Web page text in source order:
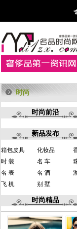
时尚
时尚前沿
新品发布
箱包皮具 化妆品
时 装
名 车
名 表
名 酒
飞 机
别 墅
时尚精品